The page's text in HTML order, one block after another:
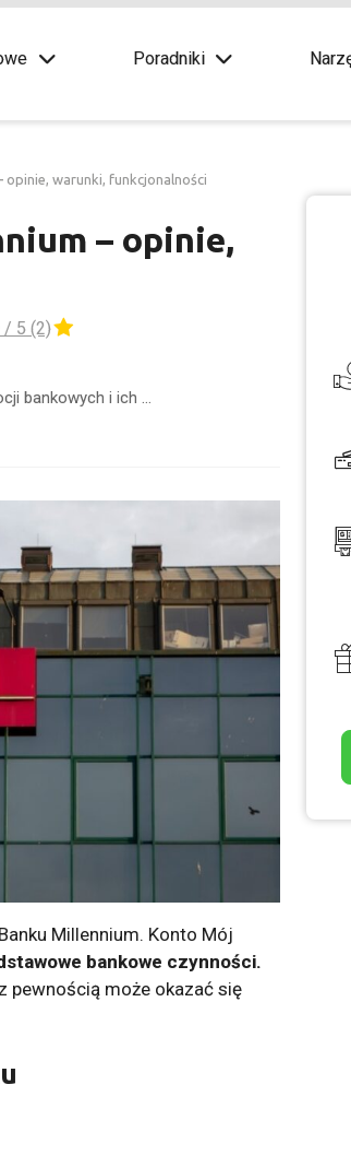
Poradniki
opinie, warunki, funkcjonalności
– opinie,
/ 5 (2)
bankowych i ich …
Millennium. Konto Mój
bankowe czynności.
pewnością może okazać się